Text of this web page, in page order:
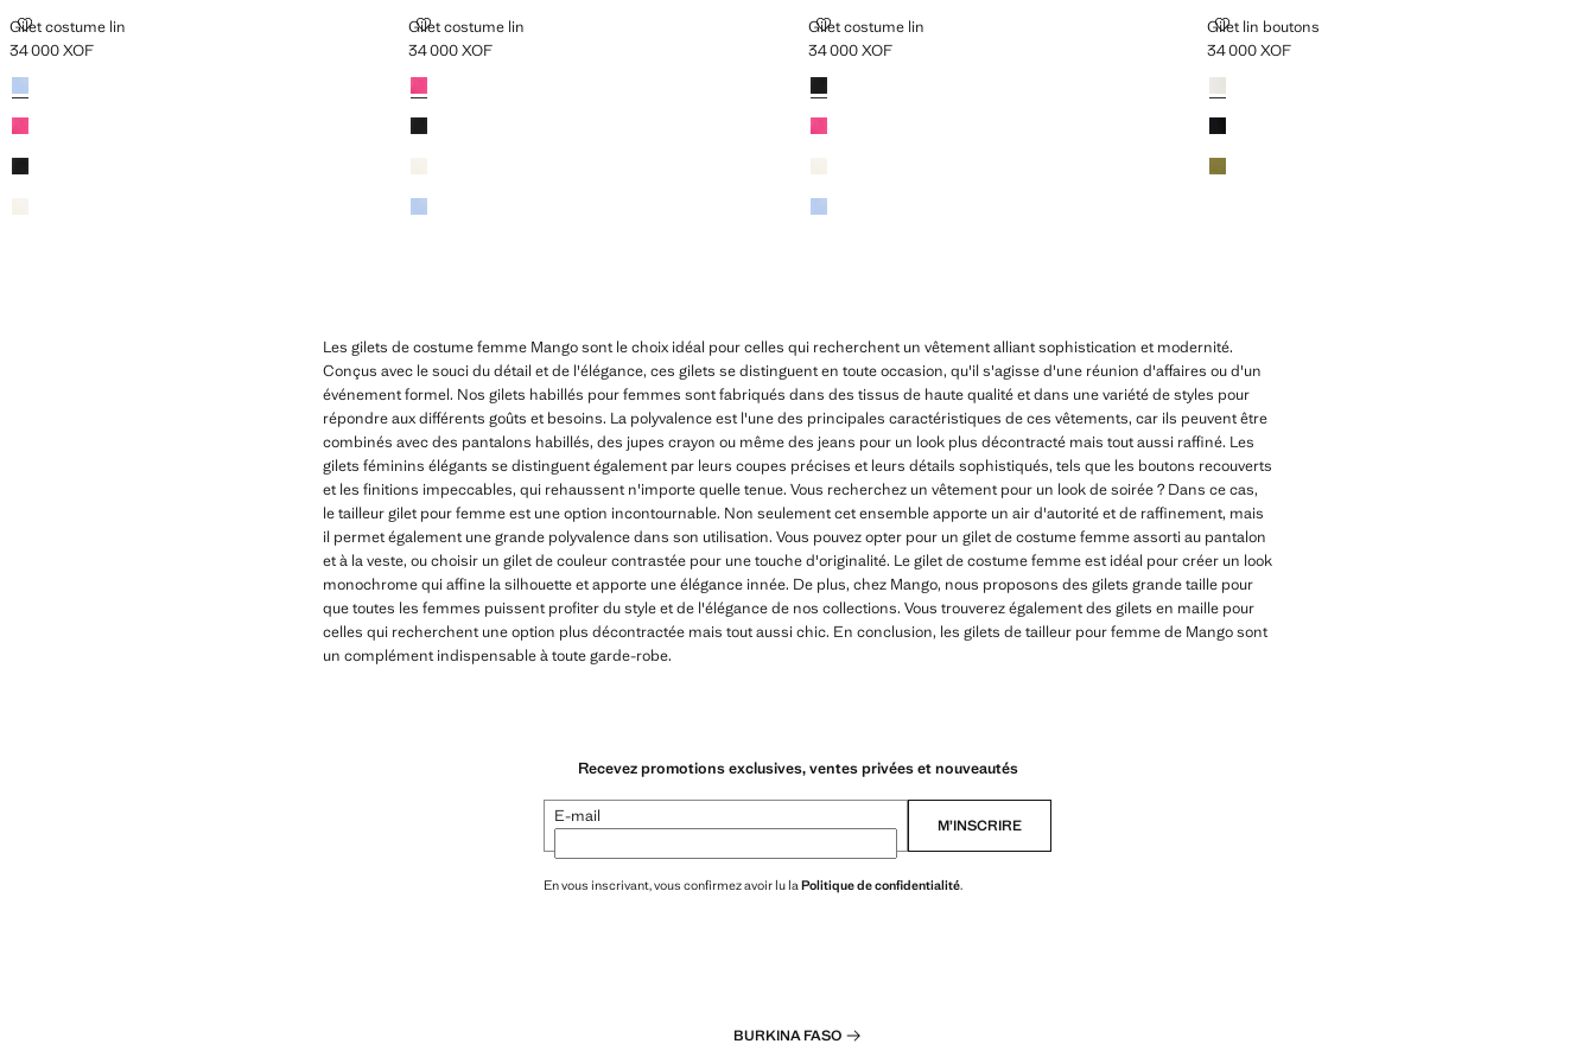
Gilet costume lin
GILET COSTUME LIN
Prix actuel [34 000 XOF ]
34 000 XOF
Couleurs
Gilet costume lin
GILET COSTUME LIN
Prix actuel [34 000 XOF ]
34 000 XOF
Couleurs
Gilet costume lin
GILET COSTUME LIN
Prix actuel [34 000 XOF ]
34 000 XOF
Couleurs
Gilet lin boutons
GILET LIN BOUTONS
Prix actuel [34 000 XOF ]
34 000 XOF
Couleurs
Les gilets de costume femme Mango sont le choix idéal pour celles qui recherchent un vêtement alliant sophistication et modernité.
Conçus avec le souci du détail et de l'élégance, ces gilets se distinguent en toute occasion, qu'il s'agisse d'une réunion d'affaires ou d'un
événement formel. Nos gilets habillés pour femmes sont fabriqués dans des tissus de haute qualité et dans une variété de styles pour
répondre aux différents goûts et besoins. La polyvalence est l'une des principales caractéristiques de ces vêtements, car ils peuvent être
combinés avec des pantalons habillés, des jupes crayon ou même des jeans pour un look plus décontracté mais tout aussi raffiné. Les
gilets féminins élégants se distinguent également par leurs coupes précises et leurs détails sophistiqués, tels que les boutons recouverts
et les finitions impeccables, qui rehaussent n'importe quelle tenue. Vous recherchez un vêtement pour un look de soirée ? Dans ce cas,
le tailleur gilet pour femme est une option incontournable. Non seulement cet ensemble apporte un air d'autorité et de raffinement, mais
il permet également une grande polyvalence dans son utilisation. Vous pouvez opter pour un gilet de costume femme assorti au pantalon
et à la veste, ou choisir un gilet de couleur contrastée pour une touche d'originalité. Le gilet de costume femme est idéal pour créer un look
monochrome qui affine la silhouette et apporte une élégance innée. De plus, chez Mango, nous proposons des gilets grande taille pour
que toutes les femmes puissent profiter du style et de l'élégance de nos collections. Vous trouverez également des gilets en maille pour
celles qui recherchent une option plus décontractée mais tout aussi chic. En conclusion, les gilets de tailleur pour femme de Mango sont
un complément indispensable à toute garde-robe.
Recevez promotions exclusives, ventes privées et nouveautés
E-mail M’INSCRIRE
En vous inscrivant, vous confirmez avoir lu la Politique de confidentialité.
BURKINA FASO